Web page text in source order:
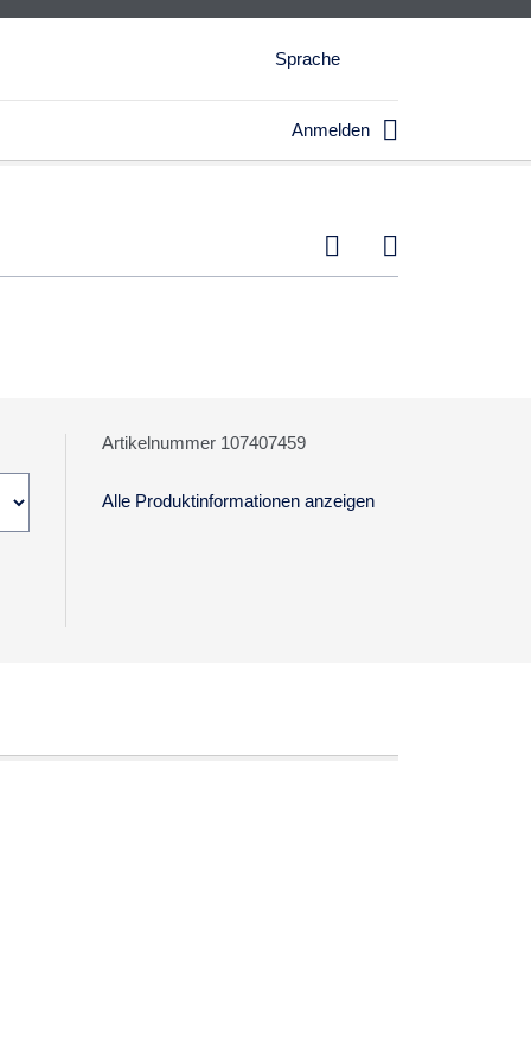
Sprache
Anmelden 
 
Artikelnummer 107407459
Alle Produktinformationen anzeigen